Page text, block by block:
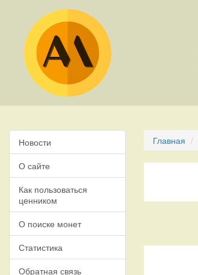
Новости
О сайте
Как пользоваться
ценником
О поиске монет
Статистика
Обратная связь
Главная